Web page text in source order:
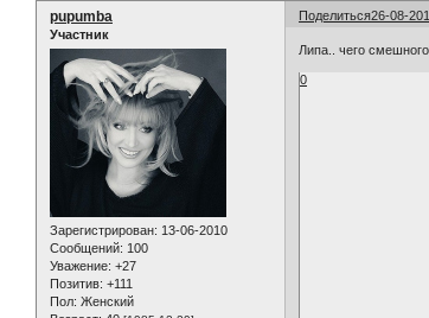
Поделиться26-08-
pupumba
Участник
Зарегистрирован: 13-06-2010
Сообщений: 100
Уважение: +27
Позитив: +111
Пол: Женский
Липа.. чего
0